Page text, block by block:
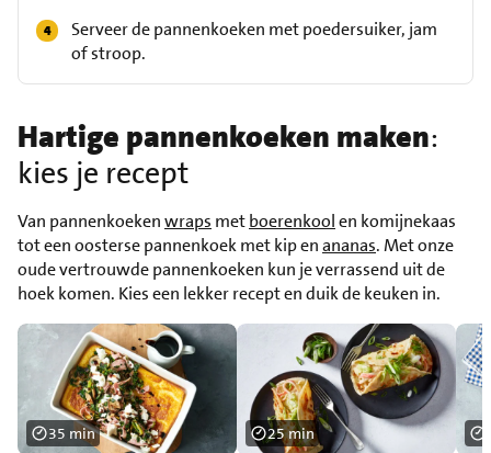
Serveer de pannenkoeken met poedersuiker, jam
of stroop.
Hartige pannenkoeken maken:
kies je recept
Van pannenkoekenwraps metboerenkoolen komijnekaas
tot een oosterse pannenkoek met kip enananas. Met onze
oude vertrouwde pannenkoeken kun je verrassend uit de
hoek komen. Kies een lekker recept en duik de keuken in.
35 min 25 min